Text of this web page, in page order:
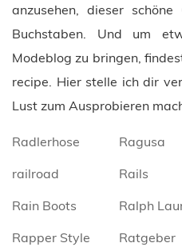
anzusehen, dieser
Buchstaben. Und um
Modeblog zu bringen,
recipe. Hier stelle ich dir
Lust zum Ausprobieren
Radlerhose Ragusa
railroad
Rails
Rain Boots
Ralph
Rapper Style
Ratgeber